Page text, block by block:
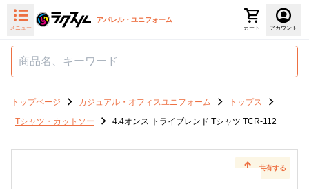
メニュー
アパレル・ユニフォーム
カート アカウント
トップページ カジュアル・オフィスユニフォーム
トップス
Tシャツ・カットソー
4.4オンス トライブレンド Tシャツ TCR-112
共有する